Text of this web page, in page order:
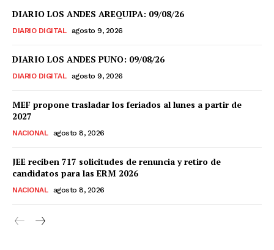
DIARIO LOS ANDES AREQUIPA: 09/08/26
DIARIO DIGITAL agosto 9, 2026
DIARIO LOS ANDES PUNO: 09/08/26
DIARIO DIGITAL agosto 9, 2026
MEF propone trasladar los feriados al lunes a partir de
2027
NACIONAL agosto 8, 2026
JEE reciben 717 solicitudes de renuncia y retiro de
candidatos para las ERM 2026
NACIONAL agosto 8, 2026